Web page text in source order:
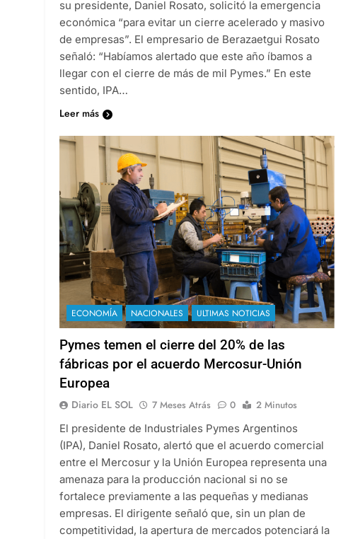
su presidente, Daniel Rosato, solicitó la emergencia
económica “para evitar un cierre acelerado y masivo
de empresas”. El empresario de Berazaetgui Rosato
señaló: “Habíamos alertado que este año íbamos a
llegar con el cierre de más de mil Pymes.” En este
sentido, IPA…
Leer más
ECONOMÍA NACIONALES ULTIMAS NOTICIAS
Pymes temen el cierre del 20% de las
fábricas por el acuerdo Mercosur-Unión
Europea
Diario EL SOL 7 Meses Atrás 0
2 Minutos
El presidente de Industriales Pymes Argentinos
(IPA), Daniel Rosato, alertó que el acuerdo comercial
entre el Mercosur y la Unión Europea representa una
amenaza para la producción nacional si no se
fortalece previamente a las pequeñas y medianas
empresas. El dirigente señaló que, sin un plan de
competitividad, la apertura de mercados potenciará la